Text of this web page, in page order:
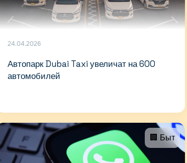
24.04.2026
Автопарк Dubai Taxi увеличат на 600
автомобилей
🏢 Быт